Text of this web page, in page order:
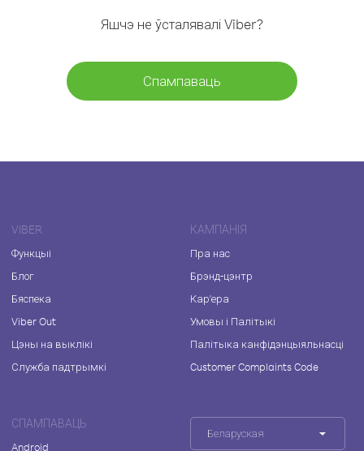
Яшчэ не ўсталявалі Viber?
Спампаваць
VIBER
Функцыі
Блог
Бяспека
Viber Out
Цэны на выклікі
Служба падтрымкі
КАМПАНІЯ
Пра нас
Брэнд-цэнтр
Кар'ера
Умовы і Палітыкі
Палітыка канфідэнцыяльнасці
Customer Complaints Code
СПАМПАВАЦЬ
Android
Беларуская